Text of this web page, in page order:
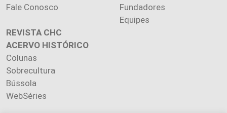
Fale Conosco
Fundadores
Equipes
REVISTA CHC
ACERVO HISTÓRICO
Colunas
Sobrecultura
Bússola
WebSéries